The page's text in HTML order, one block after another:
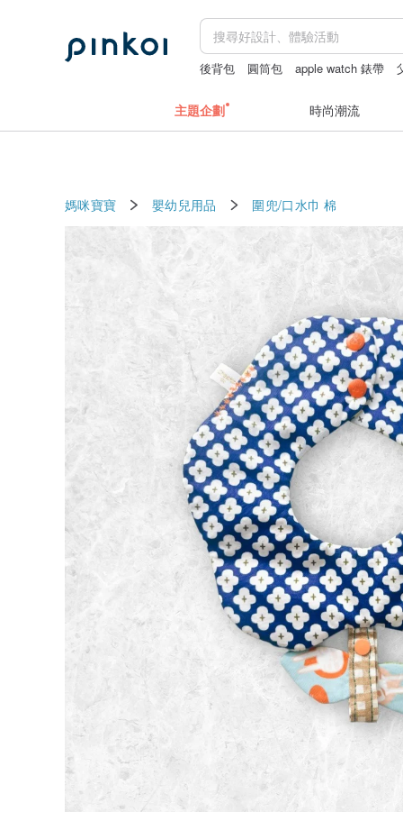
後背包 圓筒包 apple watch 錶帶
主題企劃 時尚潮流
媽咪寶寶 嬰幼兒用品 圍兜/口水巾 棉